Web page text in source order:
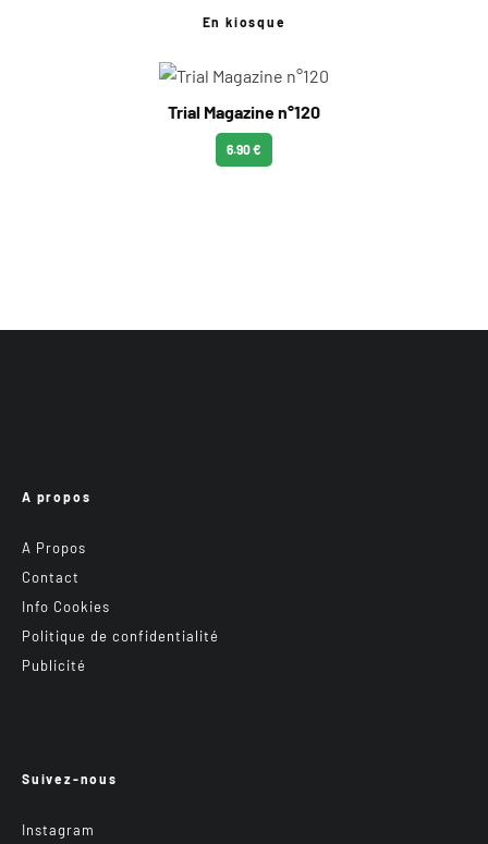
En kiosque
Trial Magazine n°120
6.90 €
A propos
A Propos
Contact
Info Cookies
Politique de confidentialité
Publicité
Suivez-nous
Instagram